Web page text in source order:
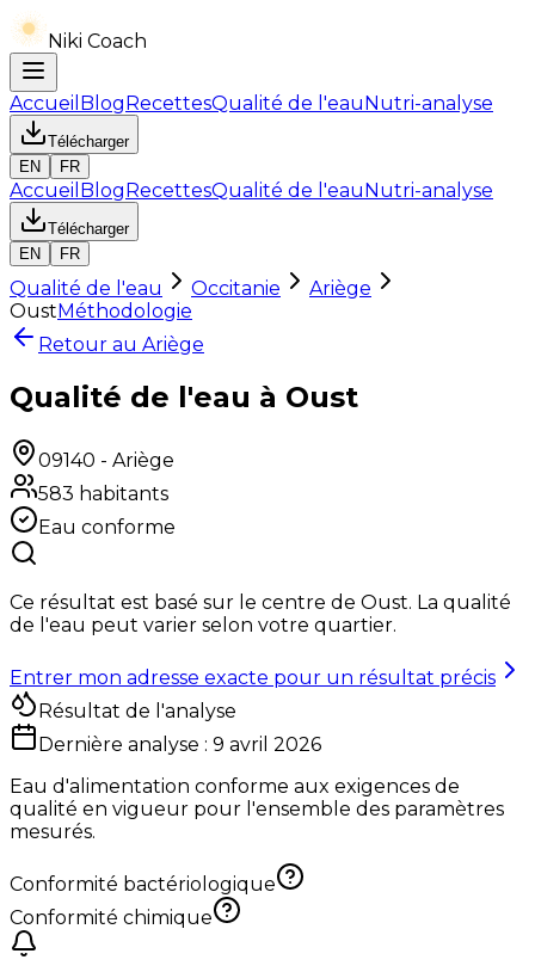
Niki Coach
Accueil BlogRecettesQualité de l'eauNutri-analyse
Télécharger
EN
FR
Accueil BlogRecettesQualité de l'eauNutri-analyse
Télécharger
EN
FR
Qualité de l'eau Occitanie
Ariège
OustMéthodologie
Retour au Ariège
Qualité de l'eau à Oust
09140 - Ariège
583 habitants
Eau conforme
Ce résultat est basé sur le centre de Oust. La qualité
de l'eau peut varier selon votre quartier.
Entrer mon adresse exacte pour un résultat précis
Résultat de l'analyse
Dernière analyse : 9 avril 2026
Eau d'alimentation conforme aux exigences de
qualité en vigueur pour l'ensemble des paramètres
mesurés.
Conformité bactériologique
Conformité chimique